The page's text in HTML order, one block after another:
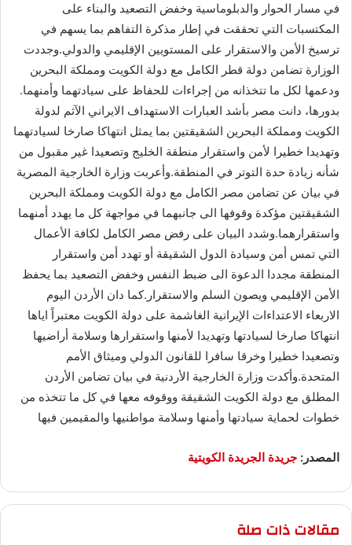
في مسار الحوار والدبلوماسية وخفض التصعيد والبناء على
المكتسبات التي تحققت في إطار مذكرة التفاهم بما يسهم في
ترسيخ الأمن والاستقرار على المستويين الإقليمي والدولي.وجددت
الوزارة تضامن دولة قطر الكامل مع دولة الكويت ومملكة البحرين
ودعمها لكل ما تتخذانه من إجراءات للحفاظ على سيادتهما وأمنهما.
بدورها، دانت مصر بأشد العبارات الاستهداف الايراني الآثم لدولة
الكويت ومملكة البحرين الشقيقتين بما يمثل انتهاكا صارخا لسيادتهما
وتهديدا خطيرا لأمن واستقرار منطقة الخليج وتصعيدا غير مقبول من
شأنه زيادة حدة التوتر في المنطقة.وأعربت وزارة الخارجية المصرية
في بيان عن تضامن مصر الكامل مع دولة الكويت ومملكة البحرين
الشقيقتين مؤكدة وقوفها الى جانبهما في مواجهة كل ما يهدد أمنهما
واستقرارهما.وشدد البيان على رفض مصر الكامل لكافة الأعمال
التي تمس أمن وسيادة الدول الشقيقة أو تهدد أمن واستقرار
المنطقة مجددا الدعوة الى ضبط النفس وخفض التصعيد بما يحفظ
الأمن الإقليمي ويصون السلم والاستقرار.كما دان الأردن اليوم
الاربعاء الاعتداءات الإيرانية الغاشمة على دولة الكويت معتبراً اياها
انتهاكا صارخا لسيادتها وتهديدا لأمنها واستقرارها وسلامة أراضيها
وتصعيدا خطيرا وخرقا سافرا للقانون الدولي وميثاق الأمم
المتحدة.وأكدت وزارة الخارجية الأردنية في بيان تضامن الأردن
المطلق مع دولة الكويت الشقيقة ووقوفه معها في كل ما تتخذه من
خطوات لحماية سيادتها وأمنها وسلامة مواطنيها والمقيمين فيها
المصدر: جريدة الجريدة الكويتية
مقالات ذات صلة